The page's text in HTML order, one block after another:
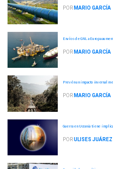
POR MARIO GARCÍA
Envíos de GNL a Europa
POR MARIO GARCÍA
Prevén un impacto invernal
POR MARIO GARCÍA
Guerra en Ucrania tiene
PORULISES JUÁREZ